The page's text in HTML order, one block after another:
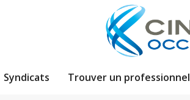
Syndicats Trouver un professionnel